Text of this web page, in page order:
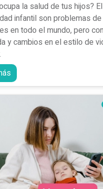
la salud de tus hijos?
infantil son problemas
en todo el mundo, pero
y cambios en el estilo de